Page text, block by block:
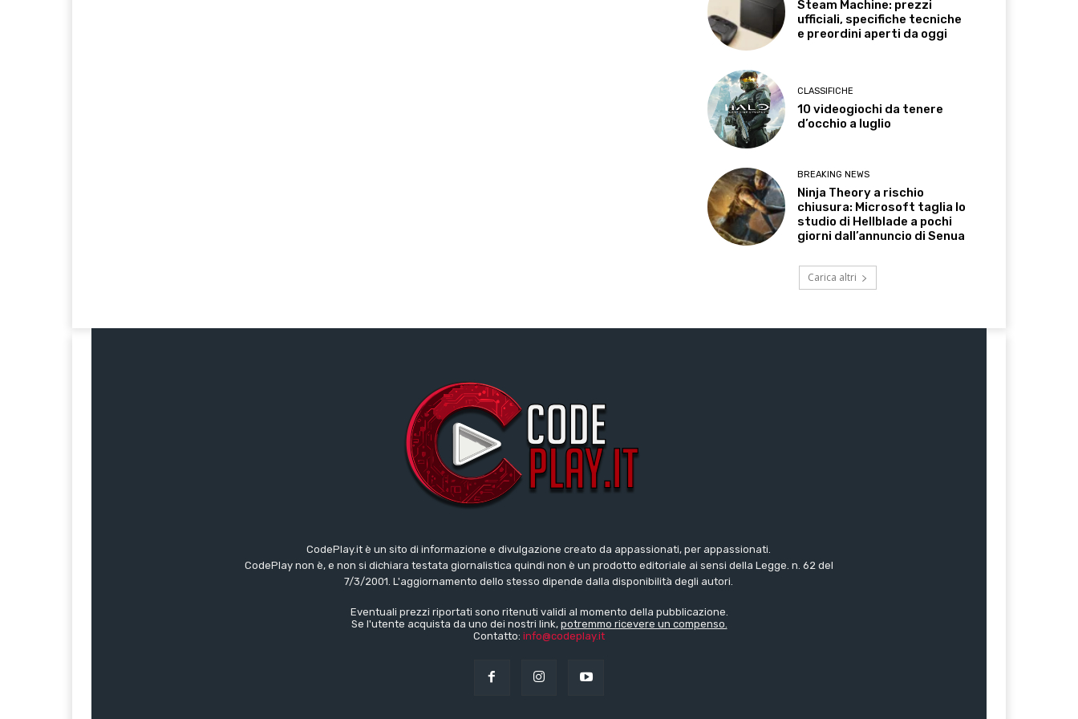
Steam Machine: prezzi
ufficiali, specifiche tecniche
e preordini aperti da oggi
CLASSIFICHE
10 videogiochi da tenere
d’occhio a luglio
BREAKING NEWS
Ninja Theory a rischio
chiusura: Microsoft taglia lo
studio di Hellblade a pochi
giorni dall’annuncio di Senua
Carica altri
CodePlay.it è un sito di informazione e divulgazione creato da appassionati, per appassionati.
CodePlay non è, e non si dichiara testata giornalistica quindi non è un prodotto editoriale ai sensi della Legge. n. 62 del
7/3/2001. L'aggiornamento dello stesso dipende dalla disponibilità degli autori.
Eventuali prezzi riportati sono ritenuti validi al momento della pubblicazione.
Se l'utente acquista da uno dei nostri link, potremmo ricevere un compenso.
Contatto: info@codeplay.it